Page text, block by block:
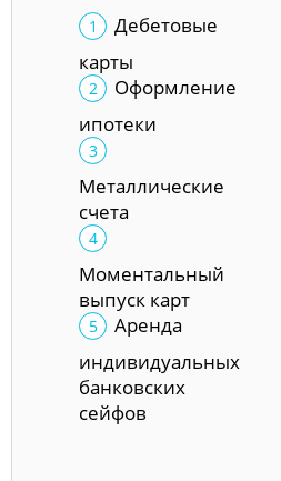
Дебетовые
карты
Оформление
ипотеки
Металлические
счета
Моментальный
выпуск карт
Аренда
индивидуальных
банковских
сейфов